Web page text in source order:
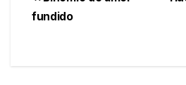
fundido